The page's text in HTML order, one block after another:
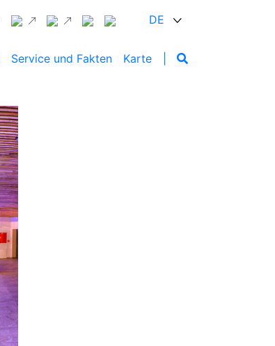
DE
Service und Fakten Karte